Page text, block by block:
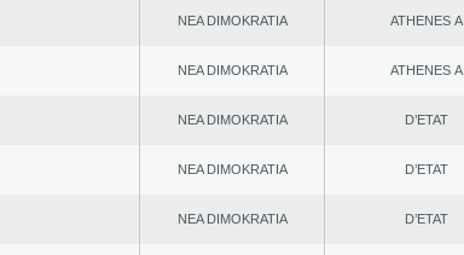
NEA DΙMOKRATIA ATHENES Α
NEA DΙMOKRATIA ATHENES Α
NEA DΙMOKRATIA D’ETAT
NEA DΙMOKRATIA D’ETAT
NEA DΙMOKRATIA D’ETAT